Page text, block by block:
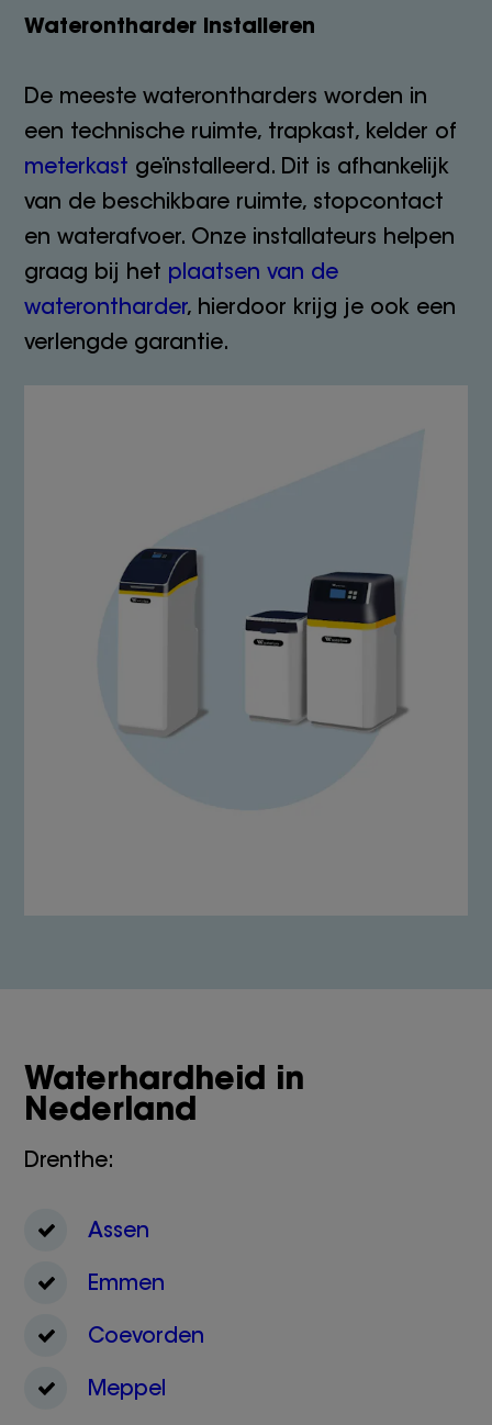
Waterontharder installeren
De meeste waterontharders worden in
een technische ruimte, trapkast, kelder of
meterkast geïnstalleerd. Dit is afhankelijk
van de beschikbare ruimte, stopcontact
en waterafvoer. Onze installateurs helpen
graag bij het plaatsen van de
waterontharder, hierdoor krijg je ook een
verlengde garantie.
Waterhardheid in
Nederland
Drenthe:
Assen
Emmen
Coevorden
Meppel